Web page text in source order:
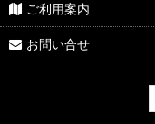
ご利用案内
お問い合せ